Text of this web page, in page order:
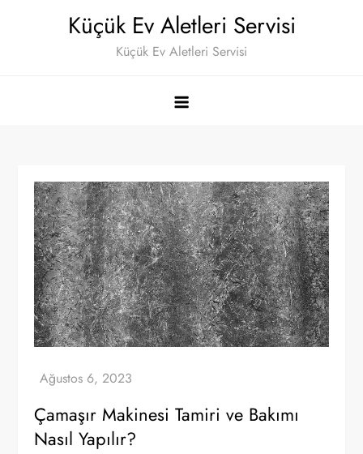
Küçük Ev Aletleri Servisi
Küçük Ev Aletleri Servisi
Çamaşır Makinesi Tamiri ve Bakımı
Nasıl Yapılır?